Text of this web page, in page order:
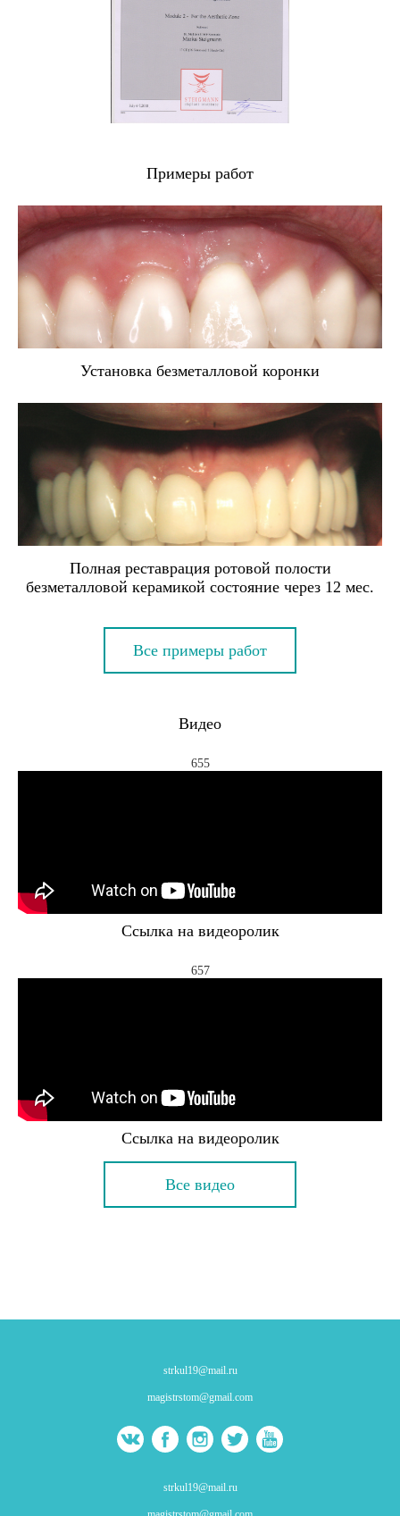
Примеры работ
Установка безметалловой коронки
Полная реставрация ротовой полости
безметалловой керамикой состояние через 12 мес.
Все примеры работ
Видео
655
Ссылка на видеоролик
657
Ссылка на видеоролик
Все видео
strkul19@mail.ru
magistrstom@gmail.com
strkul19@mail.ru